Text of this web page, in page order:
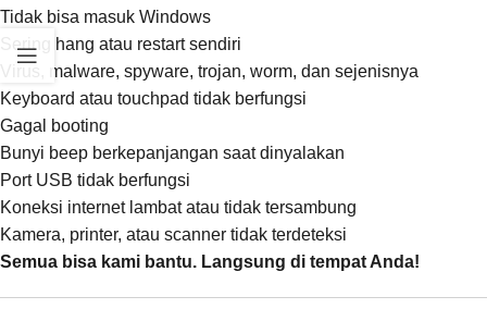
Tidak bisa masuk Windows
Sering hang atau restart sendiri
Virus, malware, spyware, trojan, worm, dan sejenisnya
Keyboard atau touchpad tidak berfungsi
Gagal booting
Bunyi beep berkepanjangan saat dinyalakan
Port USB tidak berfungsi
Koneksi internet lambat atau tidak tersambung
Kamera, printer, atau scanner tidak terdeteksi
Semua bisa kami bantu. Langsung di tempat Anda!